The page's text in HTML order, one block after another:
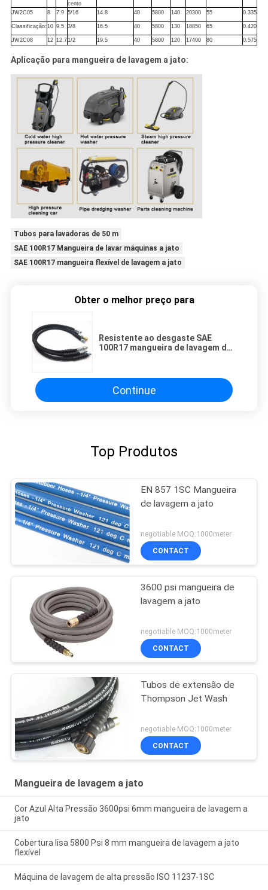
cento
JW2C05 8 7.9 5/16 14.8 40 5800 140 20300 55 0.335
Classificação: 10 9.5 3/8 16.5 40 5800 130 18850 65 0.420
JW2C08 12 12.71/2 19.5 40 5800 120 17400 80 0.575
Aplicação para mangueira de lavagem a jato:
Tubos para lavadoras de 50 m
SAE 100R17 Mangueira de lavar máquinas a jato
SAE 100R17 mangueira flexível de lavagem a jato
Obter o melhor preço para
Resistente ao desgaste SAE
100R17 mangueira de lavagem de
Continue
Top Produtos
EN 857 1SC Mangueira
de lavagem a jato
negotiable MOQ:1000meter
CONTACT
3600 psi mangueira de
lavagem a jato
negotiable MOQ:1000meter
CONTACT
Tubos de extensão de
Thompson Jet Wash
negotiable MOQ:1000meter
CONTACT
Mangueira de lavagem a jato
Cor Azul Alta Pressão 3600psi 6mm mangueira de lavagem a
jato
Cobertura lisa 5800 Psi 8 mm mangueira de lavagem a jato
flexível
Máquina de lavagem de alta pressão ISO 11237-1SC